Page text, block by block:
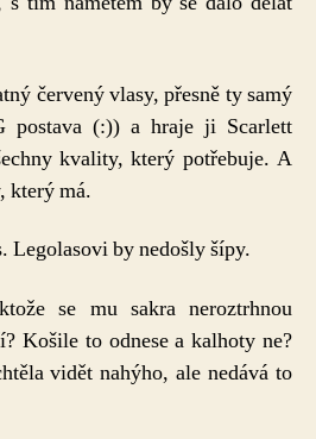
červený vlasy, přesně ty samý
postava (:)) a hraje ji Scarlett
kvality, který potřebuje. A
který má.
Legolasovi by nedošly šípy.
se mu sakra neroztrhnou
Košile to odnese a kalhoty ne?
vidět nahýho, ale nedává to